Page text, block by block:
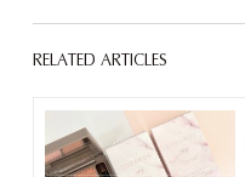
RELATED ARTICLES